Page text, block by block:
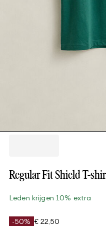
Regular Fit Shield T-
Leden krijgen 10% extra
-50% € 22,50